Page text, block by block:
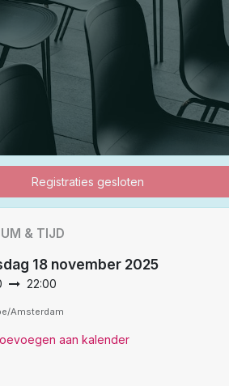
Registraties gesloten
& TIJD
18 november 2025
22:00
Amsterdam
aan kalender